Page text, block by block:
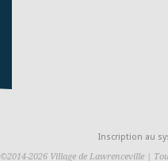
Inscription au
©2014-2026 Village de Lawrenceville |